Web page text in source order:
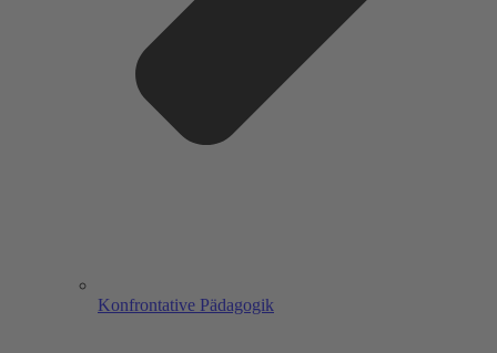
Konfrontative Pädagogik